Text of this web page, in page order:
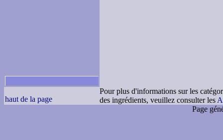
haut de la page
Pour plus d'informations sur les
des ingrédients, veuillez consulter les
Page